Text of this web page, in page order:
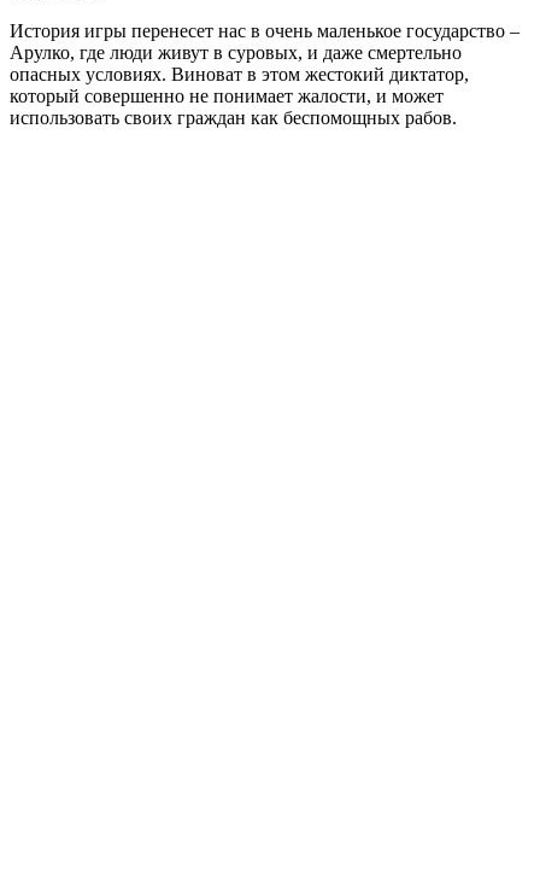
История игры перенесет нас в очень маленькое государство –
Арулко, где люди живут в суровых, и даже смертельно
опасных условиях. Виноват в этом жестокий диктатор,
который совершенно не понимает жалости, и может
использовать своих граждан как беспомощных рабов.